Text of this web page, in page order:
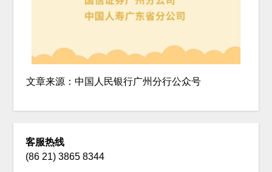
文章来源：中国人民银行广州分行公众号
客服热线
(86 21) 3865 8344